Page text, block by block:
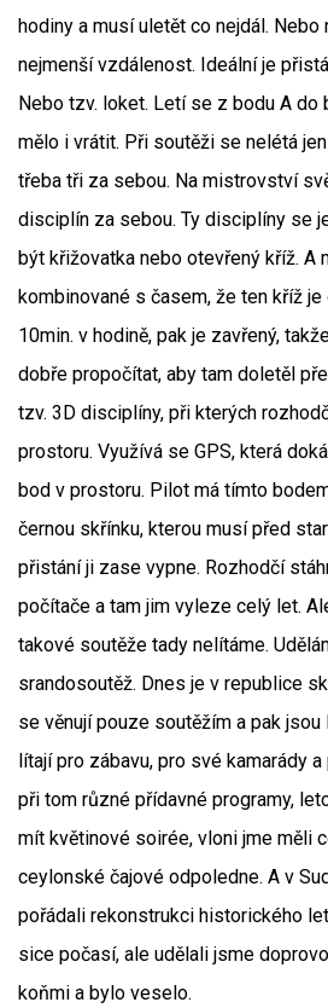
hodiny a musí uletět co nejdál. Nebo
nejmenší vzdálenost. Ideální je
Nebo tzv. loket. Letí se z bodu A do
mělo i vrátit. Při soutěži se nelétá
třeba tři za sebou. Na mistrovství
disciplín za sebou. Ty disciplíny se
být křižovatka nebo otevřený kříž. A
kombinované s časem, že ten kříž
10min. v hodině, pak je zavřený,
dobře propočítat, aby tam doletěl
tzv. 3D disciplíny, při kterých
prostoru. Využívá se GPS, která
bod v prostoru. Pilot má tímto
černou skřínku, kterou musí před
přistání ji zase vypne. Rozhodčí
počítače a tam jim vyleze celý let.
takové soutěže tady nelítáme.
srandosoutěž. Dnes je v republice
se věnují pouze soutěžím a pak
lítají pro zábavu, pro své kamarády
při tom různé přídavné programy,
mít květinové soirée, vloni jme měli
ceylonské čajové odpoledne. A v
pořádali rekonstrukci historického
sice počasí, ale udělali jsme
koňmi a bylo veselo.